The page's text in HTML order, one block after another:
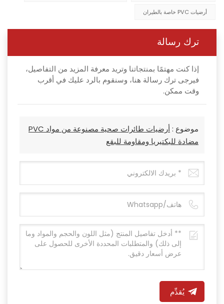
أرضيات PVC خاصة بالطيران
ترك رسالة
إذا كنت مهتمًا بمنتجاتنا وتريد معرفة المزيد من التفاصيل،
فيرجى ترك رسالة هنا، وسنقوم بالرد عليك في أقرب
وقت ممكن.
موضوع :
أرضيات طائرات صحية مصنوعة من مواد PVC
مضادة للبكتيريا ومقاومة للبقع
يُقدِّم